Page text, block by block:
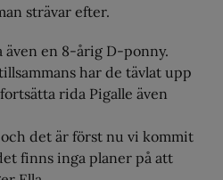
strävar efter.
även en 8-årig D-ponny.
har de tävlat upp
rida Pigalle även
det är först nu vi kommit
finns inga planer på att